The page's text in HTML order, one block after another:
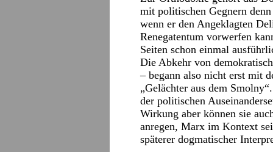
mit politischen Gegnern
wenn er den Angeklagten
Renegatentum vorwerfen
Seiten schon einmal
Die Abkehr von
– begann also nicht erst mit
„Gelächter aus dem
der politischen
Wirkung aber können sie
anregen, Marx im Kontext
späterer dogmatischer